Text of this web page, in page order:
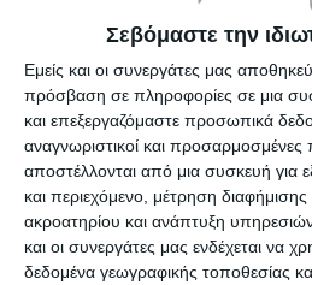
Σεβόμαστε την
Εμείς και οι συνεργάτες μας
πρόσβαση σε πληροφορίες σε μια
και επεξεργαζόμαστε προσωπικά
αναγνωριστικοί και
αποστέλλονται από μια συσκευή για
και περιεχόμενο, μέτρηση
ακροατηρίου και ανάπτυξη
και οι συνεργάτες μας ενδέχεται να
δεδομένα γεωγραφικής τοποθεσίας